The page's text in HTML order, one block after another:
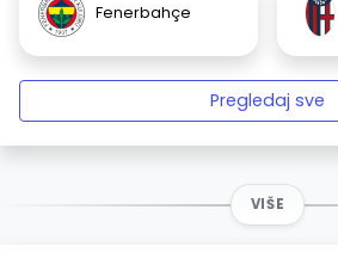
Fenerbahçe
Pregledaj sve
VIŠE